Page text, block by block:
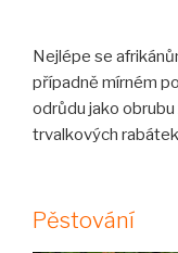
Nejlépe se
případně mírném
odrůdu jako
trvalkových
Pěstování